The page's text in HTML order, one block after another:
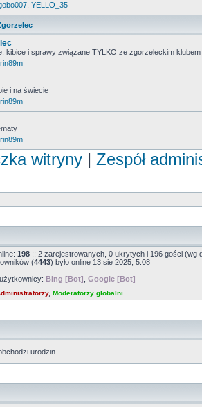
YELLO_35
kibice i sprawy związane TYLKO ze zgorzeleckim klubem
i na świecie
witryny | Zespół
198 :: 2 zarejestrowanych, 0 ukrytych i 196 gości (wg
(4443) było online 13 sie 2025, 5:08
Bing [Bot] Google [Bot]
, Moderatorzy globalni
urodzin